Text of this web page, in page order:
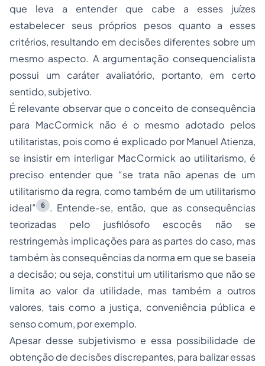
que leva a entender que cabe a esses juízes
estabelecer seus próprios pesos quanto a esses
critérios, resultando em decisões diferentes sobre um
mesmo aspecto. A argumentação consequencialista
possui um caráter avaliatório, portanto, em certo
sentido, subjetivo.
É relevante observar que o conceito de consequência
para MacCormick não é o mesmo adotado pelos
utilitaristas, pois como é explicado por Manuel Atienza,
se insistir em interligar MacCormick ao utilitarismo, é
preciso entender que “se trata não apenas de um
utilitarismo da regra, como também de um utilitarismo
ideal”
6
. Entende-se, então, que as consequências
teorizadas pelo jusfilósofo escocês não se
restringemàs implicações para as partes do caso, mas
também às consequências da norma em que se baseia
a decisão; ou seja, constitui um utilitarismo que não se
limita ao valor da utilidade, mas também a outros
valores, tais como a justiça, conveniência pública e
senso comum, por exemplo.
Apesar desse subjetivismo e essa possibilidade de
obtenção de decisões discrepantes, para balizar essas